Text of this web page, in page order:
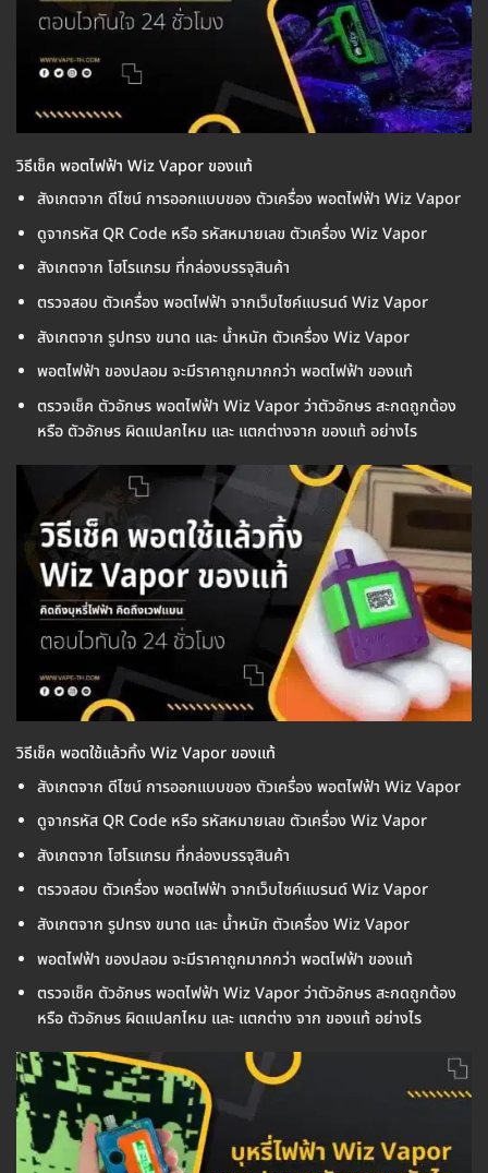
วิธีเช็ค พอตไฟฟ้า Wiz Vapor ของแท้
สังเกตจาก ดีไซน์ การออกแบบของ ตัวเครื่อง พอตไฟฟ้า Wiz Vapor
ดูจากรหัส QR Code หรือ รหัสหมายเลข ตัวเครื่อง Wiz Vapor
สังเกตจาก โฮโรแกรม ที่กล่องบรรจุสินค้า
ตรวจสอบ ตัวเครื่อง พอตไฟฟ้า จากเว็บไซค์แบรนด์ Wiz Vapor
สังเกตจาก รูปทรง ขนาด และ น้ำหนัก ตัวเครื่อง Wiz Vapor
พอตไฟฟ้า ของปลอม จะมีราคาถูกมากกว่า พอตไฟฟ้า ของแท้
ตรวจเช็ค ตัวอักษร พอตไฟฟ้า Wiz Vapor ว่าตัวอักษร สะกดถูกต้อง
หรือ ตัวอักษร ผิดแปลกไหม และ แตกต่างจาก ของแท้ อย่างไร
วิธีเช็ค พอตใช้แล้วทิ้ง Wiz Vapor ของแท้
สังเกตจาก ดีไซน์ การออกแบบของ ตัวเครื่อง พอตไฟฟ้า Wiz Vapor
ดูจากรหัส QR Code หรือ รหัสหมายเลข ตัวเครื่อง Wiz Vapor
สังเกตจาก โฮโรแกรม ที่กล่องบรรจุสินค้า
ตรวจสอบ ตัวเครื่อง พอตไฟฟ้า จากเว็บไซค์แบรนด์ Wiz Vapor
สังเกตจาก รูปทรง ขนาด และ น้ำหนัก ตัวเครื่อง Wiz Vapor
พอตไฟฟ้า ของปลอม จะมีราคาถูกมากกว่า พอตไฟฟ้า ของแท้
ตรวจเช็ค ตัวอักษร พอตไฟฟ้า Wiz Vapor ว่าตัวอักษร สะกดถูกต้อง
หรือ ตัวอักษร ผิดแปลกไหม และ แตกต่าง จาก ของแท้ อย่างไร